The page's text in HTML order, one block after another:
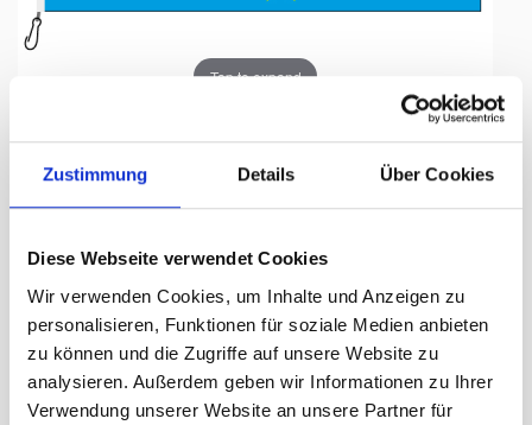
Zustimmung Details Über Cookies
Diese Webseite verwendet Cookies
Wir verwenden Cookies, um Inhalte und Anzeigen zu
personalisieren, Funktionen für soziale Medien anbieten
zu können und die Zugriffe auf unsere Website zu
analysieren. Außerdem geben wir Informationen zu Ihrer
Verwendung unserer Website an unsere Partner für
Tap to expand
Tuvalu, 70 x 100 cm
Lieferzeit Tage:ca. 5-7 Arbeitstage
55.50 CHF